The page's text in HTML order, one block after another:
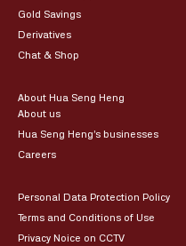
Gold Savings
Derivatives
Chat & Shop
About Hua Seng Heng
About us
Hua Seng Heng’s businesses
Careers
Personal Data Protection Policy
Terms and Conditions of Use
Privacy Noice on CCTV